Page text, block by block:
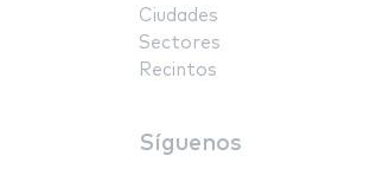
Ciudades
Sectores
Recintos
Síguenos